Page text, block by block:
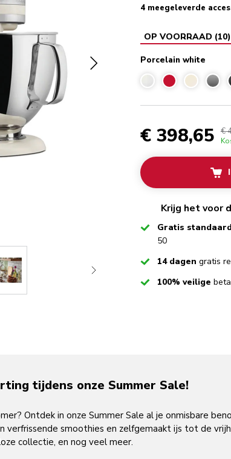
4 meegeleverde
OP VOORRAAD (10)
Porcelain white
€ 398,65 €
Krijg het voor
Checked
Gratis
50
Checked14 dagen gratis
Checked100% veilige
tijdens onze Summer Sale!
Ontdek in onze Summer Sale al je onmisbare
verfrissende smoothies en zelfgemaakt ijs tot de
collectie, en nog veel meer.